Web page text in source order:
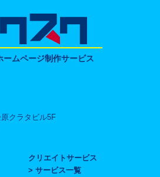
ームページ制作サービス
クラタビル5F
クリエイトサービス
サービス一覧